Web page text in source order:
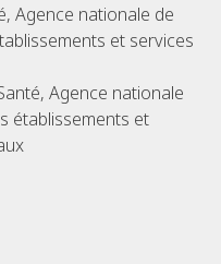
Agence nationale de
et services
Agence nationale
établissements et